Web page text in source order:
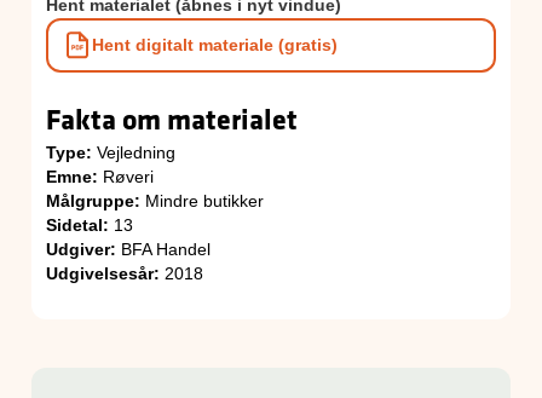
Hent materialet (åbnes i nyt vindue)
Hent digitalt materiale (gratis)
Fakta om materialet
Type: Vejledning
Emne: Røveri
Målgruppe: Mindre butikker
Sidetal: 13
Udgiver: BFA Handel
Udgivelsesår: 2018